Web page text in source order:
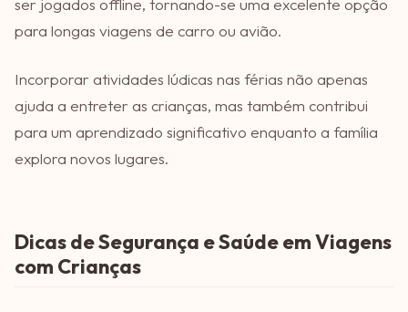
ser jogados offline, tornando-se uma excelente opção
para longas viagens de carro ou avião.
Incorporar atividades lúdicas nas férias não apenas
ajuda a entreter as crianças, mas também contribui
para um aprendizado significativo enquanto a família
explora novos lugares.
Dicas de Segurança e Saúde em Viagens
com Crianças